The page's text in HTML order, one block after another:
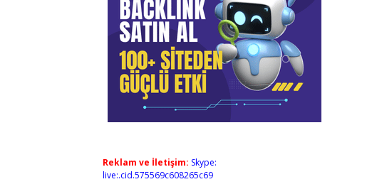
Reklam ve İletişim: Skype:
live:.cid.575569c608265c69